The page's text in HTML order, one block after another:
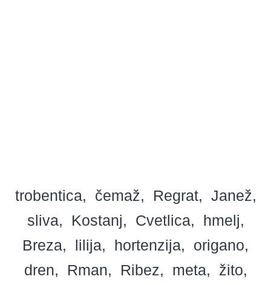
trobentica čemaž Regrat
Janež
sliva
Kostanj Cvetlica
hmelj
Breza
lilija hortenzija
origano
dren
Rman Ribez meta
žito